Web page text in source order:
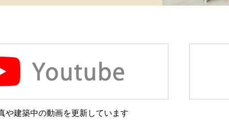
や建築中の動画を更新しています